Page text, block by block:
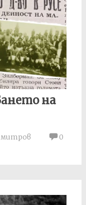
на
0